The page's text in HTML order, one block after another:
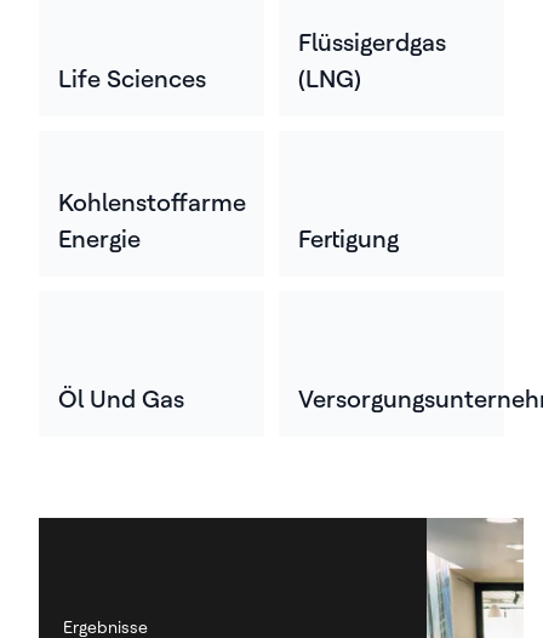
Life Sciences
Flüssigerdgas
(LNG)
Kohlenstoffarme
Energie
Fertigung
Öl Und Gas
Ergebnisse